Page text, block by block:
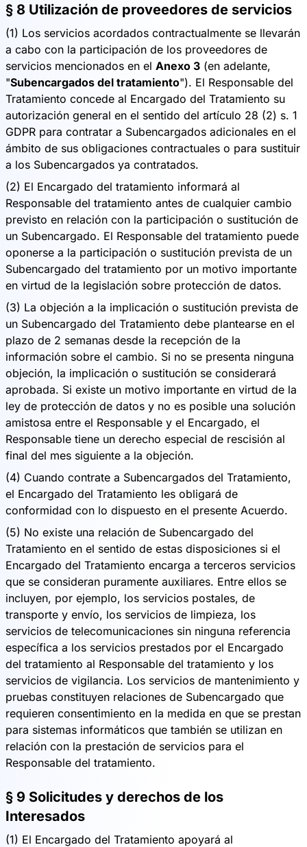
§ 8 Utilización de proveedores de servicios
(1) Los servicios acordados contractualmente se llevarán
a cabo con la participación de los proveedores de
servicios mencionados en el Anexo 3 (en adelante,
"Subencargados del tratamiento"). El Responsable del
Tratamiento concede al Encargado del Tratamiento su
autorización general en el sentido del artículo 28 (2) s. 1
GDPR para contratar a Subencargados adicionales en el
ámbito de sus obligaciones contractuales o para sustituir
a los Subencargados ya contratados.
(2) El Encargado del tratamiento informará al
Responsable del tratamiento antes de cualquier cambio
previsto en relación con la participación o sustitución de
un Subencargado. El Responsable del tratamiento puede
oponerse a la participación o sustitución prevista de un
Subencargado del tratamiento por un motivo importante
en virtud de la legislación sobre protección de datos.
(3) La objeción a la implicación o sustitución prevista de
un Subencargado del Tratamiento debe plantearse en el
plazo de 2 semanas desde la recepción de la
información sobre el cambio. Si no se presenta ninguna
objeción, la implicación o sustitución se considerará
aprobada. Si existe un motivo importante en virtud de la
ley de protección de datos y no es posible una solución
amistosa entre el Responsable y el Encargado, el
Responsable tiene un derecho especial de rescisión al
final del mes siguiente a la objeción.
(4) Cuando contrate a Subencargados del Tratamiento,
el Encargado del Tratamiento les obligará de
conformidad con lo dispuesto en el presente Acuerdo.
(5) No existe una relación de Subencargado del
Tratamiento en el sentido de estas disposiciones si el
Encargado del Tratamiento encarga a terceros servicios
que se consideran puramente auxiliares. Entre ellos se
incluyen, por ejemplo, los servicios postales, de
transporte y envío, los servicios de limpieza, los
servicios de telecomunicaciones sin ninguna referencia
específica a los servicios prestados por el Encargado
del tratamiento al Responsable del tratamiento y los
servicios de vigilancia. Los servicios de mantenimiento y
pruebas constituyen relaciones de Subencargado que
requieren consentimiento en la medida en que se prestan
para sistemas informáticos que también se utilizan en
relación con la prestación de servicios para el
Responsable del tratamiento.
§ 9 Solicitudes y derechos de los
Interesados
(1) El Encargado del Tratamiento apoyará al